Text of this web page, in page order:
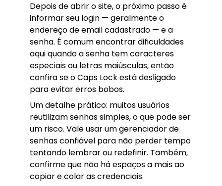
Depois de abrir o site, o próximo passo é
informar seu login — geralmente o
endereço de email cadastrado — e a
senha. É comum encontrar dificuldades
aqui quando a senha tem caracteres
especiais ou letras maiúsculas, então
confira se o Caps Lock está desligado
para evitar erros bobos.
Um detalhe prático: muitos usuários
reutilizam senhas simples, o que pode ser
um risco. Vale usar um gerenciador de
senhas confiável para não perder tempo
tentando lembrar ou redefinir. Também,
confirme que não há espaços a mais ao
copiar e colar as credenciais.